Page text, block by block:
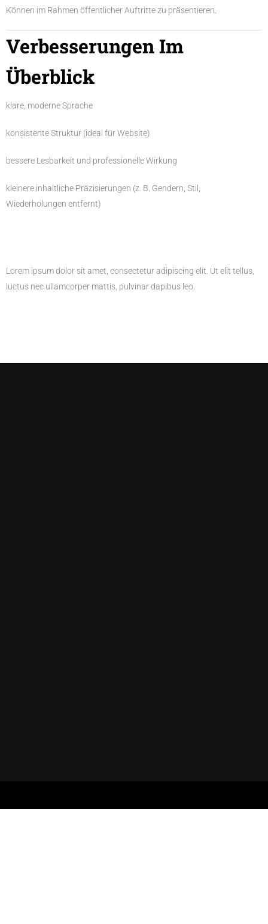
Können im Rahmen öffentlicher Auftritte zu präsentieren.
Verbesserungen Im
Überblick
klare, moderne Sprache
konsistente Struktur (ideal für Website)
bessere Lesbarkeit und professionelle Wirkung
kleinere inhaltliche Präzisierungen (z. B. Gendern, Stil,
Wiederholungen entfernt)
Lorem ipsum dolor sit amet, consectetur adipiscing elit. Ut elit tellus,
luctus nec ullamcorper mattis, pulvinar dapibus leo.